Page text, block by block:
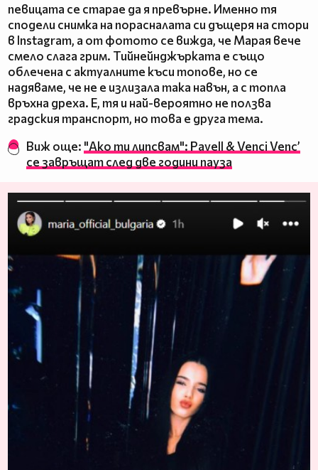
певицата се старае да я превърне. Именно тя
сподели снимка на порасналата си дъщеря на стори
в Instagram, а от фотото се вижда, че Марая вече
смело слага грим. Тийнейнджърката е също
облечена с актуалните къси топове, но се
надяваме, че не е излизала така навън, а с топла
връхна дреха. Е, тя и най-вероятно не ползва
градския транспорт, но това е друга тема.
Виж още: "Ако ти липсвам": Pavell & Venci Venc’
се завръщат след две години пауза